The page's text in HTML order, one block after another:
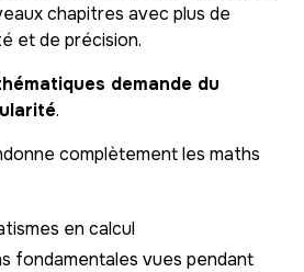
chapitres avec plus de
et de précision.
demande du
.
complètement les maths
en calcul
fondamentales vues pendant